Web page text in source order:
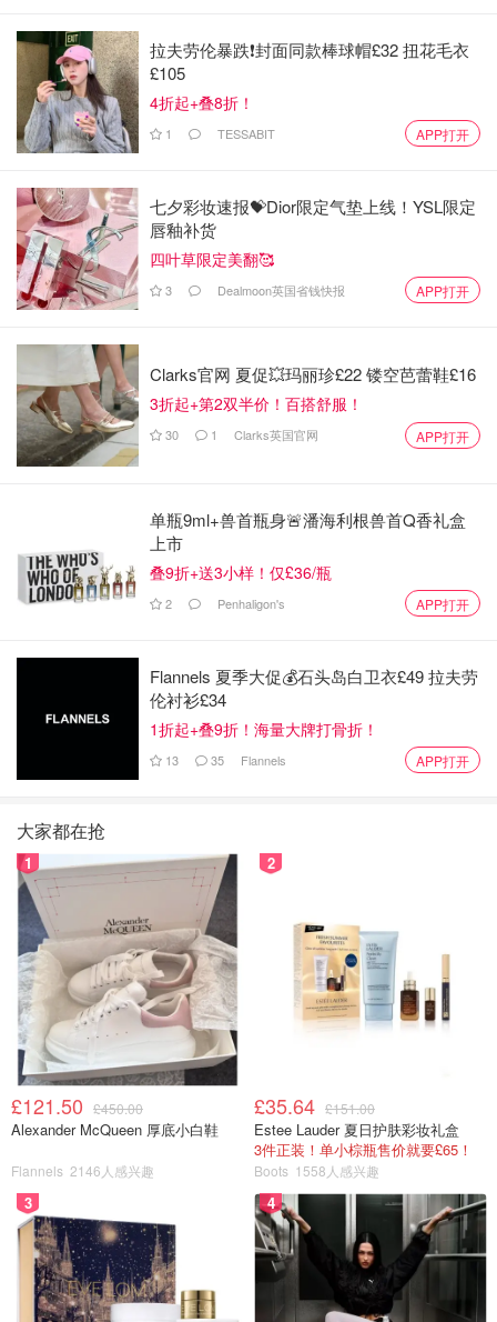
拉夫劳伦暴跌❗️封面同款棒球帽£32 扭花毛衣
£105
4折起+叠8折！
1 TESSABIT APP打开
七夕彩妆速报💝Dior限定气垫上线！YSL限定
唇釉补货
四叶草限定美翻🥰
3 Dealmoon英国省钱快报 APP打开
Clarks官网 夏促💥玛丽珍£22 镂空芭蕾鞋£16
3折起+第2双半价！百搭舒服！
30 1 Clarks英国官网 APP打开
单瓶9ml+兽首瓶身🚨潘海利根兽首Q香礼盒
上市
叠9折+送3小样！仅£36/瓶
2 Penhaligon's APP打开
Flannels 夏季大促💰石头岛白卫衣£49 拉夫劳
伦衬衫£34
1折起+叠9折！海量大牌打骨折！
13 35 Flannels APP打开
大家都在抢
1
£121.50 £450.00
Alexander McQueen 厚底小白鞋
Flannels 2146人感兴趣
2
£35.64 £151.00
Estee Lauder 夏日护肤彩妆礼盒
3件正装！单小棕瓶售价就要£65！
Boots 1558人感兴趣
3 4